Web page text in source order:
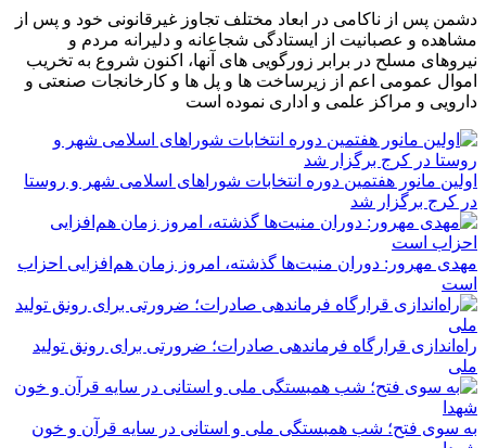
دشمن پس از ناکامی در ابعاد مختلف تجاوز غیرقانونی خود و پس از
مشاهده و عصبانیت از ایستادگی شجاعانه و دلیرانه مردم و
نیروهای مسلح در برابر زورگویی های آنها، اکنون شروع به تخریب
اموال عمومی اعم از زیرساخت ها و پل ها و کارخانجات صنعتی و
دارویی و مراکز علمی و اداری نموده است
اولین مانور هفتمین دوره انتخابات شوراهای اسلامی شهر و روستا
در کرج برگزار شد
مهدی مهرور: دوران منیت‌ها گذشته، امروز زمان هم‌افزایی احزاب
است
راه‌اندازی قرارگاه فرماندهی صادرات؛ ضرورتی برای رونق تولید
ملی
به سوی فتح؛ شب همبستگی ملی و استانی در سایه قرآن و خون